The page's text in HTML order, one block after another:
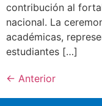
contribución al
nacional. La
académicas,
estudiantes […]
← Anterior